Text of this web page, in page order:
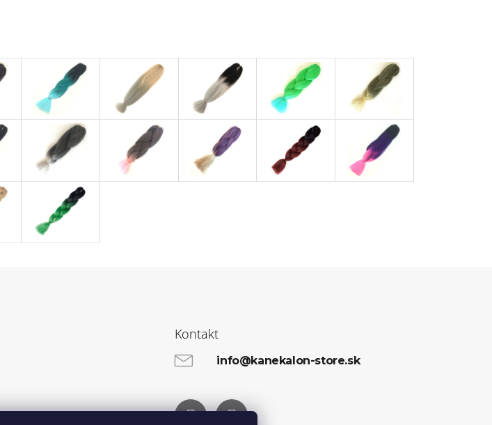
Kontakt
info@kanekalon-store.sk